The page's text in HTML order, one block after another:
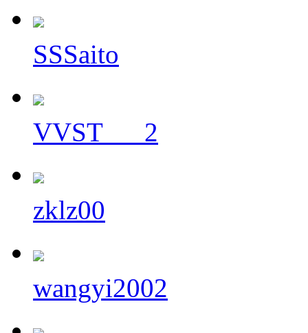
SSSaito
VVST___2
zklz00
wangyi2002